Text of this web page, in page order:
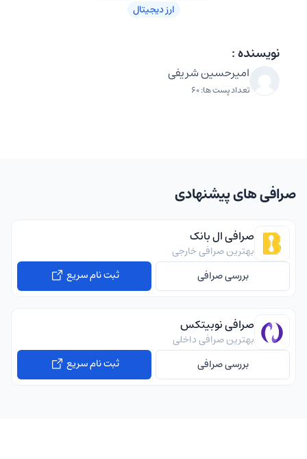
ارز دیجیتال
نویسنده :
امیرحسین شریفی
تعداد پست ها: 60
صرافی های پیشنهادی
صرافی ال بانک
بهترین صرافی خارجی
بررسی صرافی
ثبت نام سریع
صرافی نوبیتکس
بهترین صرافی داخلی
بررسی صرافی
ثبت نام سریع